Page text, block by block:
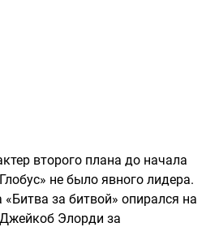
второго плана до начала
не было явного лидера.
за битвой» опирался на
Элорди за